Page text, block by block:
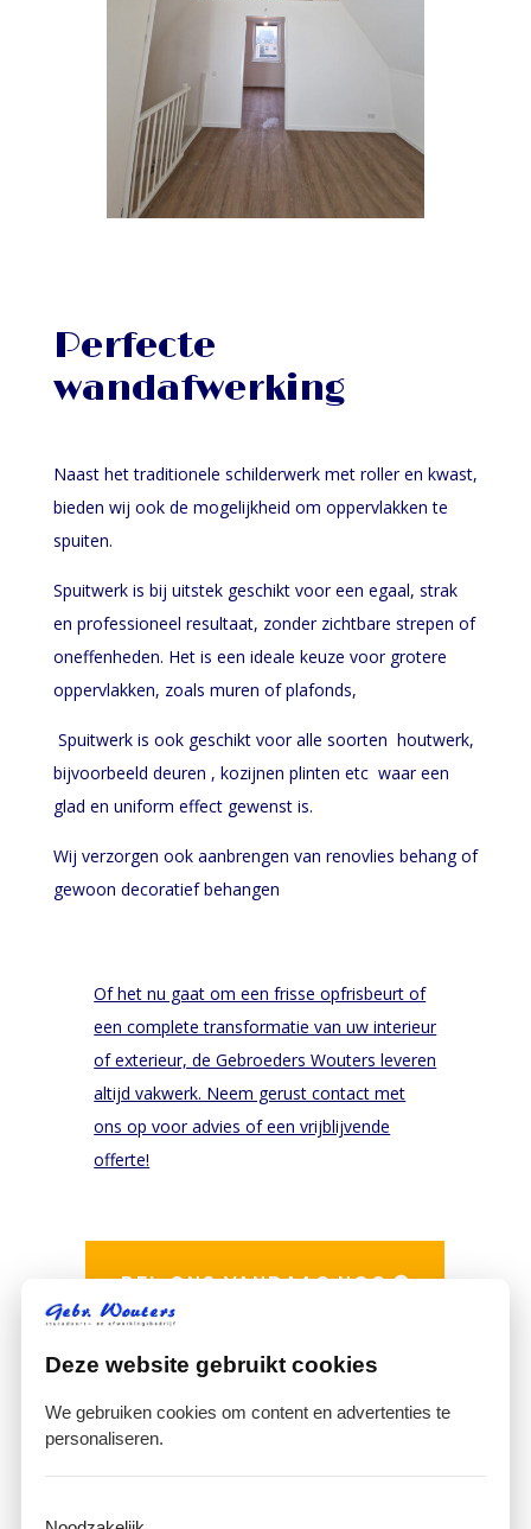
Perfecte
wandafwerking
Naast het traditionele schilderwerk met roller en kwast,
bieden wij ook de mogelijkheid om oppervlakken te
spuiten.
Spuitwerk is bij uitstek geschikt voor een egaal, strak
en professioneel resultaat, zonder zichtbare strepen of
oneffenheden. Het is een ideale keuze voor grotere
oppervlakken, zoals muren of plafonds,
Spuitwerk is ook geschikt voor alle soorten houtwerk,
bijvoorbeeld deuren , kozijnen plinten etc waar een
glad en uniform effect gewenst is.
Wij verzorgen ook aanbrengen van renovlies behang of
gewoon decoratief behangen
Of het nu gaat om een frisse opfrisbeurt of
een complete transformatie van uw interieur
of exterieur, de Gebroeders Wouters leveren
altijd vakwerk. Neem gerust contact met
ons op voor advies of een vrijblijvende
offerte!
BEL ONS VANDAAG NOG
Deze website gebruikt cookies
We gebruiken cookies om content en advertenties te
personaliseren.